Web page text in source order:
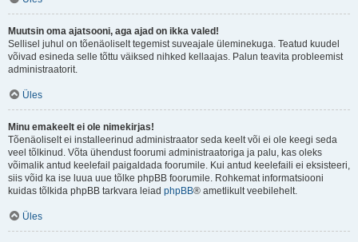
Muutsin oma ajatsooni, aga ajad on ikka valed!
Sellisel juhul on tõenäoliselt tegemist suveajale üleminekuga. Teatud kuudel
võivad esineda selle tõttu väiksed nihked kellaajas. Palun teavita probleemist
administraatorit.
Üles
Minu emakeelt ei ole nimekirjas!
Tõenäoliselt ei installeerinud administraator seda keelt või ei ole keegi seda
veel tõlkinud. Võta ühendust foorumi administraatoriga ja palu, kas oleks
võimalik antud keelefail paigaldada foorumile. Kui antud keelefaili ei eksisteeri,
siis võid ka ise luua uue tõlke phpBB foorumile. Rohkemat informatsiooni
kuidas tõlkida phpBB tarkvara leiad phpBB® ametlikult veebilehelt.
Üles